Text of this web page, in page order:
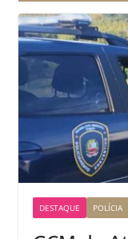
DESTAQUE POLÍCIA